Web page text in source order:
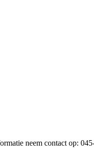
neem contact op: